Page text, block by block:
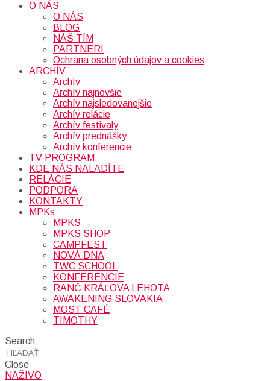
O NÁS
O NÁS
BLOG
NÁŠ TÍM
PARTNERI
Ochrana osobných údajov a cookies
ARCHÍV
Archív
Archív najnovšie
Archív najsledovanejšie
Archív relácie
Archív festivaly
Archív prednášky
Archív konferencie
TV PROGRAM
KDE NÁS NALADÍTE
RELÁCIE
PODPORA
KONTAKTY
MPKs
MPKS
MPKS SHOP
CAMPFEST
NOVÁ DNA
TWC SCHOOL
KONFERENCIE
RANČ KRÁĽOVA LEHOTA
AWAKENING SLOVAKIA
MOST CAFÉ
TIMOTHY
Search
Close
NAŽIVO